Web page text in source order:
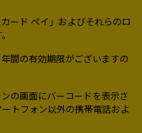
ード ペイ」およびそれらのロ
間の有効期限がございますの
の画面にバーコードを表示さ
トフォン以外の携帯電話およ